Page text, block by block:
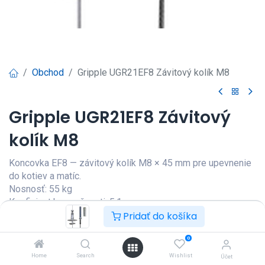
Pridať do košíka
Home Search
0
Wishlist Účet
Obchod Gripple UGR21EF8 Závitový kolík M8
Gripple UGR21EF8 Závitový
kolík M8
Koncovka EF8 — závitový kolík M8 × 45 mm pre upevnenie
do kotiev a matíc.
Nosnosť: 55 kg
Koeficient bezpečnosti: 5:1
Dĺžka lanka: 1 m
Prihlásenie|Registráciapre
zobrazenie ceny